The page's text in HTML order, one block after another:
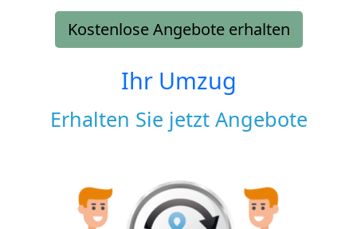
Kostenlose Angebote erhalten
Ihr Umzug
Erhalten Sie jetzt Angebote